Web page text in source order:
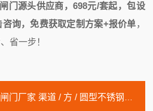
门源头供应商，698元/套起，包设
咨询，免费获取定制方案+报价单，
省一步！
厂家 渠道 / 方 / 圆型不锈钢闸门定制批发